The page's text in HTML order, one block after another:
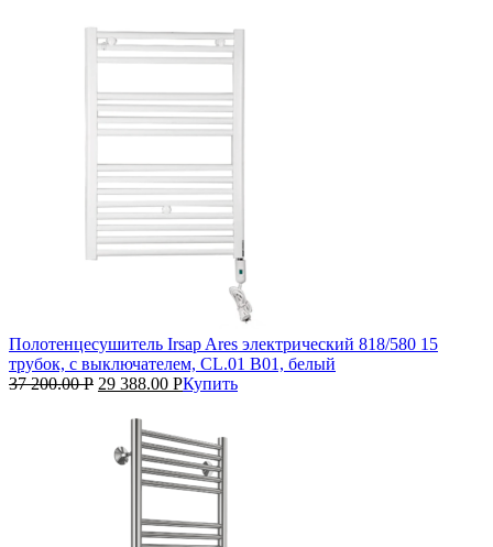
Полотенцесушитель Irsap Ares электрический 818/580 15
трубок, с выключателем, CL.01 B01, белый
37 200.00Р 29 388.00 РКупить